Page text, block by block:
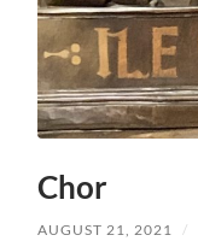
Chor
AUGUST 21, 2021 /